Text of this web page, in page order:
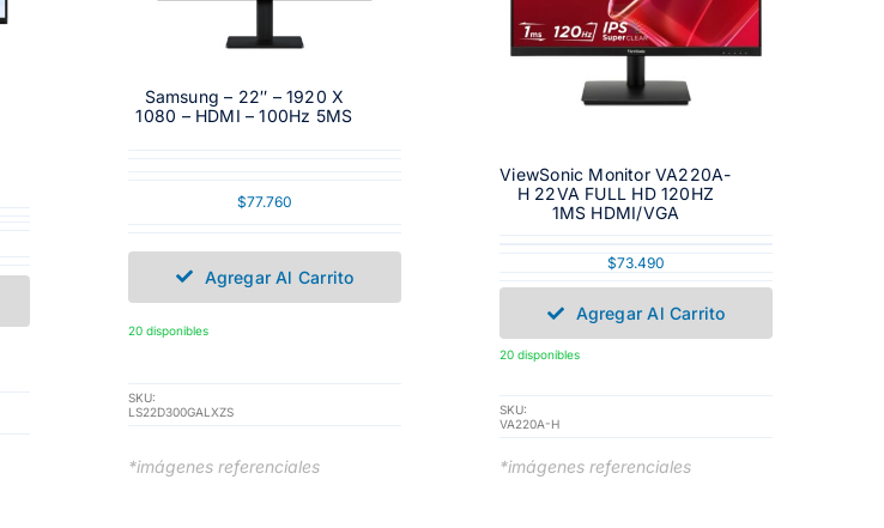
Samsung – 22″ – 1920 X
1080 – HDMI – 100Hz 5MS
$77.760
Agregar Al Carrito
20 disponibles
SKU:
LS22D300GALXZS
*imágenes referenciales
ViewSonic Monitor VA220A-
H 22VA FULL HD 120HZ
1MS HDMI/VGA
$73.490
Agregar Al Carrito
20 disponibles
SKU:
VA220A-H
*imágenes referenciales